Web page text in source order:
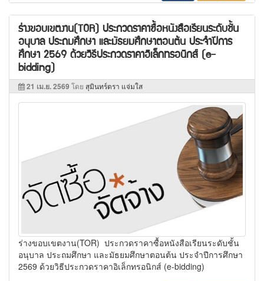
ร่างขอบเขตงาน(TOR) ประกวดราคาซื้อหนังสือเรียนระดับชั้น
อนุบาล ประถมศึกษา และมัธยมศึกษาตอนต้น ประจำปีการ
ศึกษา 2569 ด้วยวิธีประกวดราคาอิเล็กทรอนิกส์ (e-
bidding)
21 เม.ย. 2569 โดย สุมินทร์ตรา แจ่มใส
ร่างขอบเขตงาน(TOR) ประกวดราคาซื้อหนังสือเรียนระดับชั้น
อนุบาล ประถมศึกษา และมัธยมศึกษาตอนต้น ประจำปีการศึกษา
2569 ด้วยวิธีประกวดราคาอิเล็กทรอนิกส์ (e-bidding)